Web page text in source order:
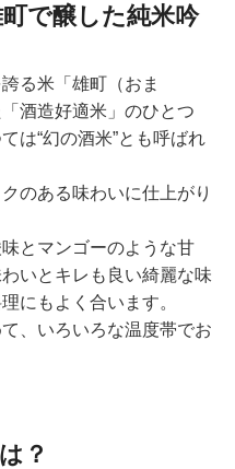
で醸した純米吟
る米「雄町（おま
酒造好適米」のひとつ
は“幻の酒米”とも呼ばれ
のある味わいに仕上がり
とマンゴーのような甘
いとキレも良い綺麗な味
にもよく合います。
、いろいろな温度帯でお
？